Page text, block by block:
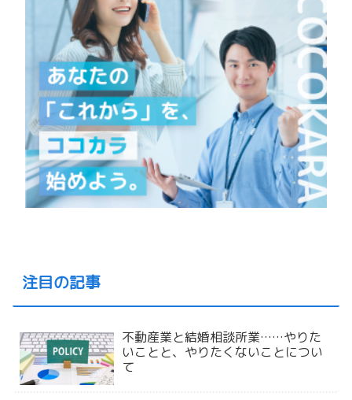
注目の記事
不動産業と結婚相談所業……やりた
いことと、やりたくないことについ
て